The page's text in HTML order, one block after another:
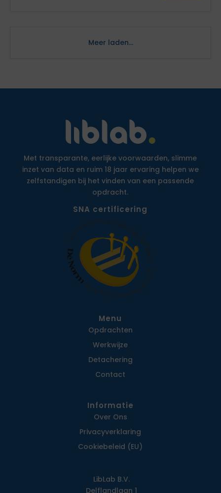
Meer laden...
Met transparante, eerlijke voorwaarden, slimme
inzet van data en ruim 18 jaar ervaring helpen we
zelfstandigen bij het vinden van een passende
opdracht.
SNA certificering
Menu
Opdrachten
Werkwijze
Detachering
Contact
Informatie
Over Ons
Privacy­verklaring
Cookiebeleid (EU)
LibLab B.V.
Delflandlaan 1